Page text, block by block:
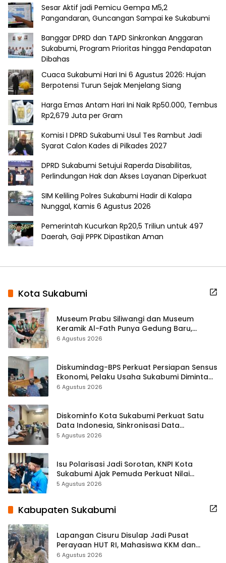
Sesar Aktif jadi Pemicu Gempa M5,2
Pangandaran, Guncangan Sampai ke Sukabumi
Banggar DPRD dan TAPD Sinkronkan Anggaran
Sukabumi, Program Prioritas hingga Pendapatan
Dibahas
Cuaca Sukabumi Hari Ini 6 Agustus 2026: Hujan
Berpotensi Turun Sejak Menjelang Siang
Harga Emas Antam Hari Ini Naik Rp50.000, Tembus
Rp2,679 Juta per Gram
Komisi I DPRD Sukabumi Usul Tes Rambut Jadi
Syarat Calon Kades di Pilkades 2027
DPRD Sukabumi Setujui Raperda Disabilitas,
Perlindungan Hak dan Akses Layanan Diperkuat
SIM Keliling Polres Sukabumi Hadir di Kalapa
Nunggal, Kamis 6 Agustus 2026
Pemerintah Kucurkan Rp20,5 Triliun untuk 497
Daerah, Gaji PPPK Dipastikan Aman
Kota Sukabumi
Museum Prabu Siliwangi dan Museum
Keramik Al-Fath Punya Gedung Baru,
Hampir 500 Koleksi Dipisahkan
6 Agustus 2026
Diskumindag-BPS Perkuat Persiapan Sensus
Ekonomi, Pelaku Usaha Sukabumi Diminta
Terbuka Beri Data
6 Agustus 2026
Diskominfo Kota Sukabumi Perkuat Satu
Data Indonesia, Sinkronisasi Data
Kewilayahan Dikebut
5 Agustus 2026
Isu Polarisasi Jadi Sorotan, KNPI Kota
Sukabumi Ajak Pemuda Perkuat Nilai
Kebangsaan
5 Agustus 2026
Kabupaten Sukabumi
Lapangan Cisuru Disulap Jadi Pusat
Perayaan HUT RI, Mahasiswa KKM dan
Warga Satukan Tenaga
6 Agustus 2026